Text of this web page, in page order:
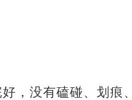
，没有磕碰、划痕